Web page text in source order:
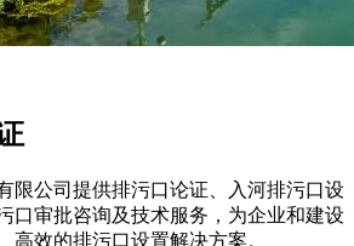
限公司提供排污口论证、入河排污口设
口审批咨询及技术服务，为企业和建设
高效的排污口设置解决方案。